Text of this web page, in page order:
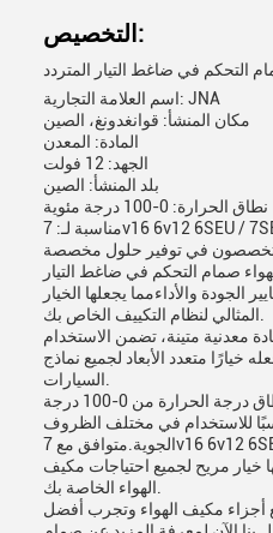
التخصيص:
في ضاغط التيار المتردد
اسم العلامة التجارية: JNA
مكان المنشأ: قوانغدونغ، الصين
المادة: المعدن
الجهد: 12 فولت
بلد المنشأ: الصين
نطاق الحرارة: 0-100 درجة مئوية
في توفير حلول مخصصة
صمام التحكم في ضاغط التيار
الجودة والأداءمما يجعلها الخيار
معدنية متينة، تضمن الاستخدام
خيارًا متعدد الأبعاد لجميع نماذج
صمام التحكم مصمم لتحمل نطاق درجة الحرارة من 0-100 درجة
للاستخدام في مختلف الظروف
الجوية.متوافق مع 7v16 6v12 6SEU / 7SEU / 5SEU HCC وغيرها
خيار مريح لجميع احتياجات مكيف
أجزاء مكيف الهواء وتجرب أفضل